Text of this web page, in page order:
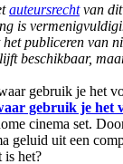
auteursrechtvan
is
publiceren van
beschikbaar,
gebruik je het
cinema set.
geluid uit een